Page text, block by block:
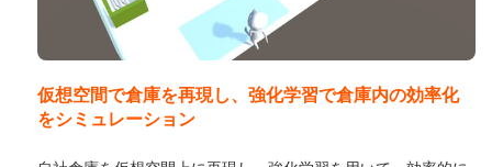
仮想空間で倉庫を再現し、強化学習で倉庫内の効率化
をシミュレーション